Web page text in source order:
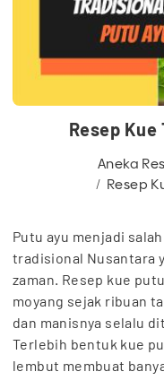
Resep
Aneka
Resep
Putu ayu menjadi
tradisional Nusantara
zaman. Resep kue
moyang sejak ribuan
dan manisnya selalu
Terlebih bentuk kue
lembut membuat